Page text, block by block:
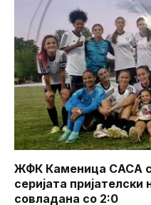
ЖФК Каменица САСА
серијата
совладана со 2:0